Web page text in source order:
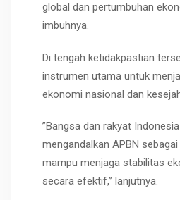
global dan pertumbuhan
imbuhnya.
Di tengah ketidakpastian
instrumen utama untuk
ekonomi nasional dan
”Bangsa dan rakyat
mengandalkan APBN
mampu menjaga stabilitas
secara efektif,” lanjutnya.